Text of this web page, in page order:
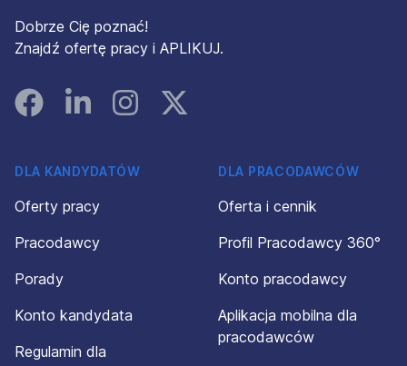
Dobrze Cię poznać!
Znajdź ofertę pracy i APLIKUJ.
FacebookLinked InInstagramInstagram
DLA KANDYDATÓW
Oferty pracy
Pracodawcy
Porady
Konto kandydata
Regulamin dla
DLA PRACODAWCÓW
Oferta i cennik
Profil Pracodawcy 360°
Konto pracodawcy
Aplikacja mobilna dla
pracodawców